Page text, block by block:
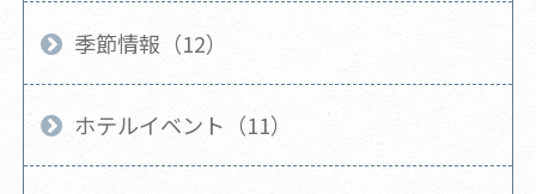
季節情報（12）
ホテルイベント（11）